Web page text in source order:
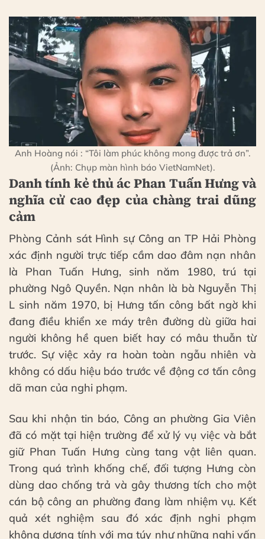
Anh Hoàng nói : “Tôi làm phúc không mong được trả ơn”.
(Ảnh: Chụp màn hình báo VietNamNet).
Danh tính kẻ thủ ác Phan Tuấn Hưng và
nghĩa cử cao đẹp của chàng trai dũng
cảm
Phòng Cảnh sát Hình sự Công an TP Hải Phòng
xác định người trực tiếp cầm dao đâm nạn nhân
là Phan Tuấn Hưng, sinh năm 1980, trú tại
phường Ngô Quyền. Nạn nhân là bà Nguyễn Thị
L sinh năm 1970, bị Hưng tấn công bất ngờ khi
đang điều khiển xe máy trên đường dù giữa hai
người không hề quen biết hay có mâu thuẫn từ
trước. Sự việc xảy ra hoàn toàn ngẫu nhiên và
không có dấu hiệu báo trước về động cơ tấn công
dã man của nghi phạm.
Sau khi nhận tin báo, Công an phường Gia Viên
đã có mặt tại hiện trường để xử lý vụ việc và bắt
giữ Phan Tuấn Hưng cùng tang vật liên quan.
Trong quá trình khống chế, đối tượng Hưng còn
dùng dao chống trả và gây thương tích cho một
cán bộ công an phường đang làm nhiệm vụ. Kết
quả xét nghiệm sau đó xác định nghi phạm
không dương tính với ma túy như những nghi vấn